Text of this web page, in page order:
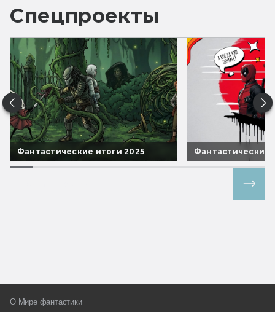
Спецпроекты
Фантастические итоги 2025 Фантастические
О Мире фантастики